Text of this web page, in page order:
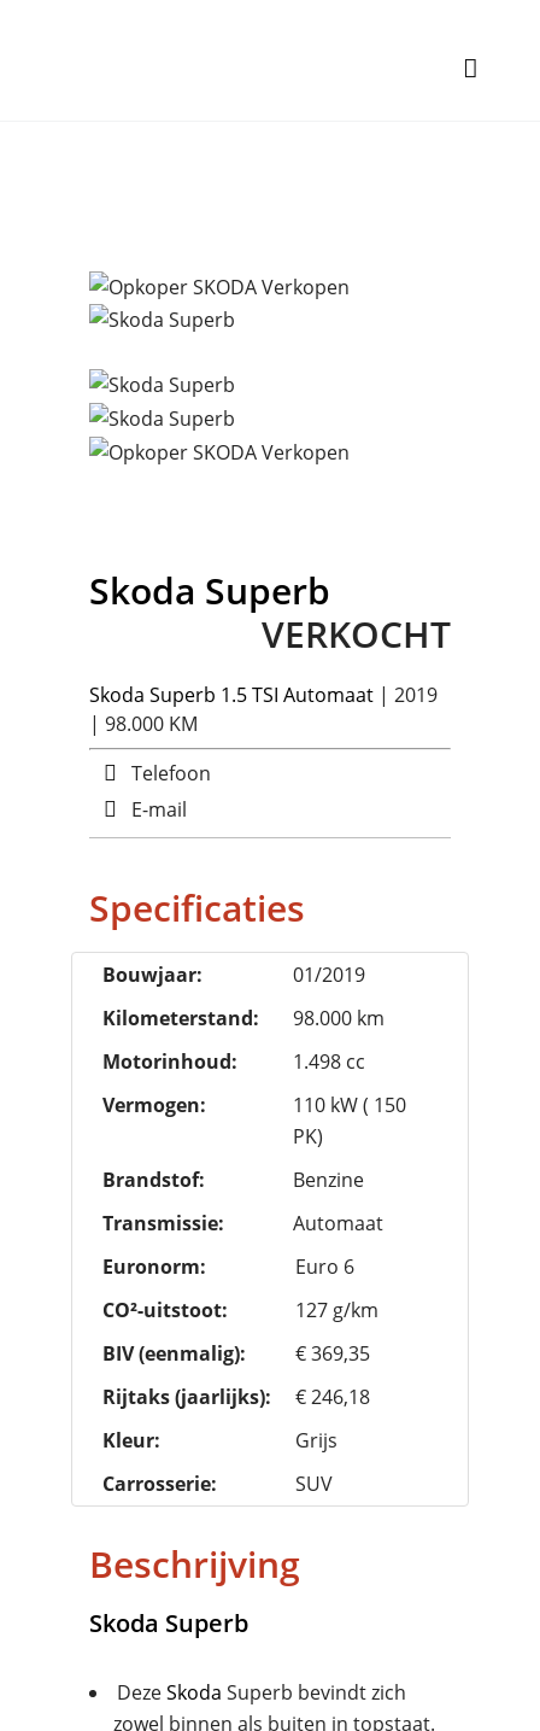
Skoda Superb
VERKOCHT
Skoda Superb 1.5 TSI Automaat | 2019
| 98.000 KM
Telefoon
E-mail
Specificaties
Bouwjaar:
01/2019
Kilometerstand:
98.000 km
Motorinhoud:
1.498 cc
Vermogen:
110 kW ( 150
PK)
Brandstof:
Benzine
Transmissie:
Automaat
Euronorm:
Euro 6
CO²-uitstoot:
127 g/km
BIV (eenmalig):
€ 369,35
Rijtaks (jaarlijks):
€ 246,18
Kleur:
Grijs
Carrosserie:
SUV
Beschrijving
Skoda Superb
DezeSkoda Superb bevindt zich
zowel binnen als buiten in topstaat.